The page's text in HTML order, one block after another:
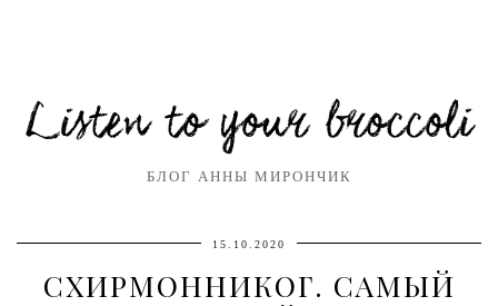
Listen to your broccoli
БЛОГ АННЫ МИРОНЧИК
15.10.2020
СХИРМОННИКОГ. САМЫЙ